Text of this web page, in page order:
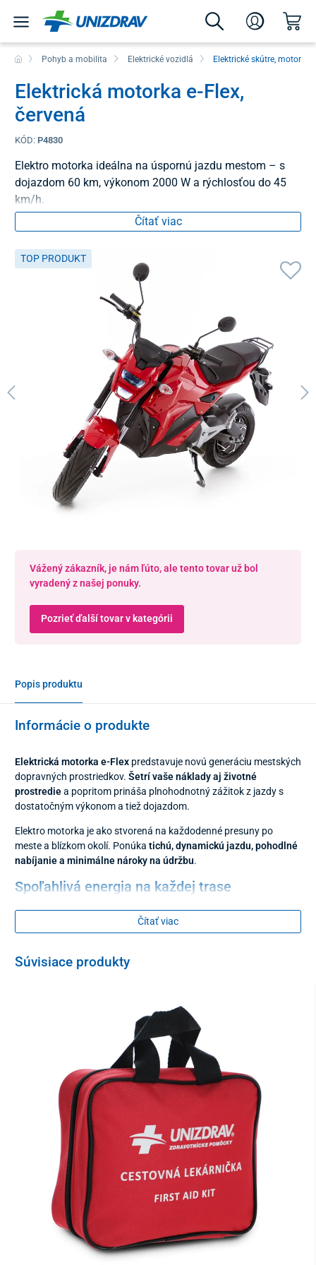
Pohyb a mobilita Elektrické vozidlá Elektrické skútre, motorky
Elektrická motorka e-Flex,
červená
KÓD: P4830
Elektro motorka ideálna na úspornú jazdu mestom – s
dojazdom 60 km, výkonom 2000 W a rýchlosťou do 45
km/h.
Čítať viac
TOP PRODUKT
Vážený zákazník, je nám ľúto, ale tento tovar už bol
vyradený z našej ponuky.
Pozrieť ďalší tovar v kategórii
Popis produktu
Informácie o produkte
Elektrická motorka e-Flex predstavuje novú generáciu mestských
dopravných prostriedkov. Šetrí vaše náklady aj životné
prostrediea popritom prináša plnohodnotný zážitok z jazdy s
dostatočným výkonom a tiež dojazdom.
Elektro motorka je ako stvorená na každodenné presuny po
meste a blízkom okolí. Ponúka tichú, dynamickú jazdu, pohodlné
nabíjanie a minimálne nároky na údržbu.
Spoľahlivá energia na každej trase
Motorku poháňa výkonný2000 W elektromotors krútiacim
, ktorý si hravo poradí aj s prudšími
bezpečný – ideálny aj pre menej skúsených jazdcov. Pri
maximálnej rýchlosti 45 km/h
O napájanie sa stará séria šiestichbezúdržbových olovených
(6x 12 V/20 Ah), ktoré spolu vytvárajú systém s
20 Ah. Táto konfigurácia zabezpečí
na jedno nabitie.
Bezpečné nabíjanie poskytnesmart nabíjačka s automatickým
. Batériu tak môžete nabíjať bez potreby dohľadu aj z
bežnej 230 V zásuvky, napríklad počas noci alebo zatiaľ čo ste v
Čítať viac
Súvisiace produkty